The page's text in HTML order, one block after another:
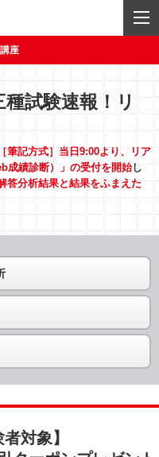
座
種試験速報！リ
筆記方式］当日9:00より、リア
成績診断）」の受付を開始し
答分析結果と結果をふまえた
対象】